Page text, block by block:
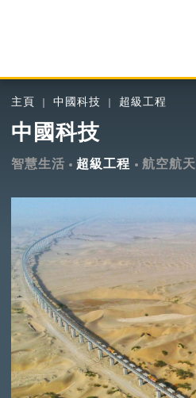
主頁 中國科技 超級工程
中國科技
智慧生活 超級工程 航空航天